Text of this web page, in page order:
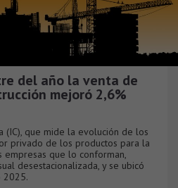
del año la venta de
mejoró 2,6%
(IC), que mide la evolución de los
privado de los productos para la
empresas que lo conforman,
desestacionalizada, y se ubicó
2025.